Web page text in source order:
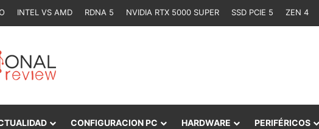
INTEL VS AMD RDNA 5 NVIDIA RTX 5000 SUPER SSD PCIE 5 ZEN 4
CONFIGURACION PC HARDWARE PERIFÉRICOS